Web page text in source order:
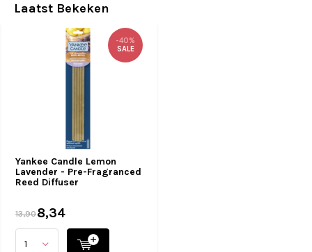
Laatst Bekeken
Yankee Candle Lemon
Lavender - Pre-Fragranced
Reed Diffuser
-40%
SALE
13,908,34